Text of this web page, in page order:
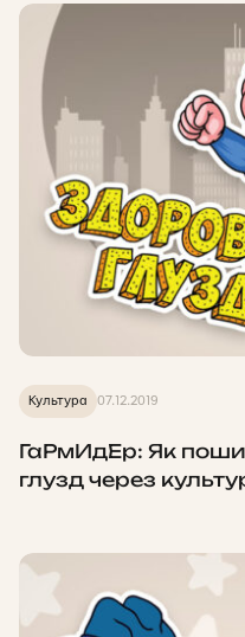
Культура 07.12.2019
ГаРмИдЕр: Як
глузд через